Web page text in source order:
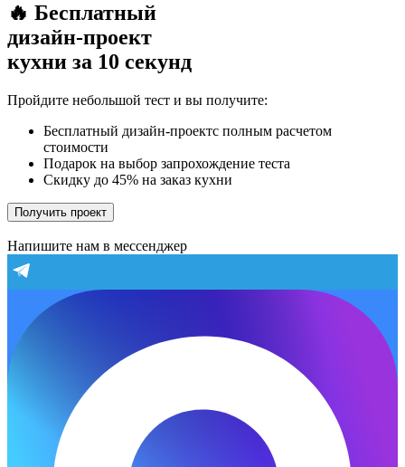
🔥 Бесплатный
дизайн-проект
кухни за 10 секунд
Пройдите небольшой тест и вы получите:
Бесплатный дизайн-проектс полным расчетом
стоимости
Подарок на выбор запрохождение теста
Скидку до 45% на заказ кухни
Получить проект
Напишите нам в мессенджер